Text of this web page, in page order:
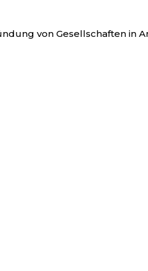
von Gesellschaften in